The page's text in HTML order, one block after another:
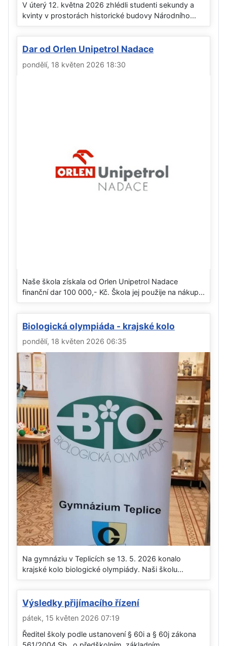
V úterý 12. května 2026 zhlédli studenti sekundy a
kvinty v prostorách historické budovy Národního...
Dar od Orlen Unipetrol Nadace
pondělí, 18 květen 2026 18:30
Naše škola získala od Orlen Unipetrol Nadace
finanční dar 100 000,- Kč. Škola jej použije na nákup...
Biologická olympiáda - krajské kolo
pondělí, 18 květen 2026 06:35
Na gymnáziu v Teplicích se 13. 5. 2026 konalo
krajské kolo biologické olympiády. Naši školu...
Výsledky přijímacího řízení
pátek, 15 květen 2026 07:19
Ředitel školy podle ustanovení § 60i a § 60j zákona